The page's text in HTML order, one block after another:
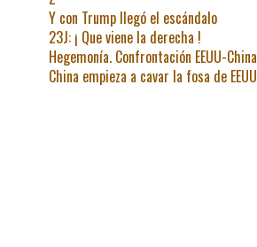
Y con Trump llegó el escándalo
23J: ¡ Que viene la derecha !
Hegemonía. Confrontación EEUU-China
China empieza a cavar la fosa de EEUU